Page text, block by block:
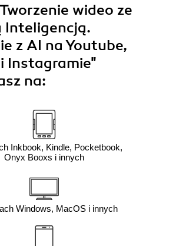
wideo ze
Inteligencją.
z AI na Youtube,
Instagramie"
na:
Inkbook, Kindle, Pocketbook,
Onyx Booxs i innych
Windows, MacOS i innych